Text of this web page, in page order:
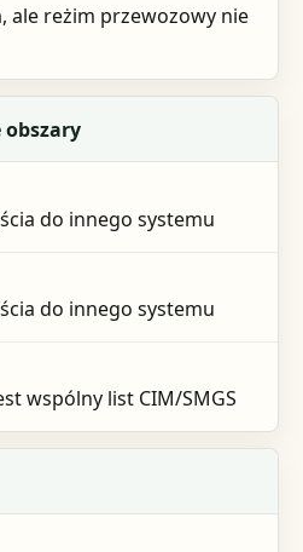
ale reżim przewozowy nie
obszary
do innego systemu
do innego systemu
wspólny list CIM/SMGS